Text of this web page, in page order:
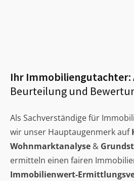
Ihr Immobiliengutachter:
Beurteilung und
Als Sachverständige für
wir unser Hauptaugenmerk auf
Wohnmarktanalyse &
ermitteln einen fairen
Immobilienwert-